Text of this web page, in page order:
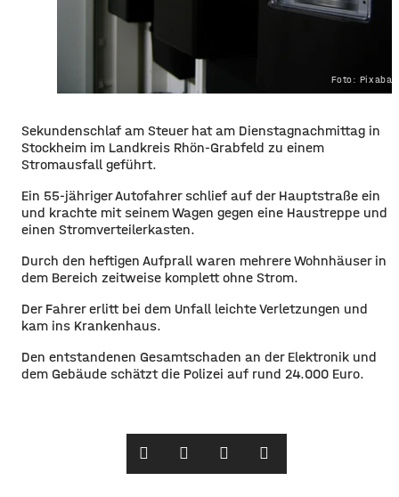
Foto:
Sekundenschlaf am Steuer hat am Dienstagnachmittag in
Stockheim im Landkreis Rhön-Grabfeld zu einem
Stromausfall geführt.
Ein 55-jähriger Autofahrer schlief auf der Hauptstraße ein
und krachte mit seinem Wagen gegen eine Haustreppe und
einen Stromverteilerkasten.
Durch den heftigen Aufprall waren mehrere Wohnhäuser in
dem Bereich zeitweise komplett ohne Strom.
Der Fahrer erlitt bei dem Unfall leichte Verletzungen und
kam ins Krankenhaus.
Den entstandenen Gesamtschaden an der Elektronik und
dem Gebäude schätzt die Polizei auf rund 24.000 Euro.